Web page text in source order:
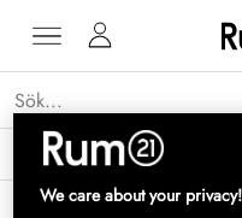
Få 15 % rabatt på Grythyttan
We care about your privacy!